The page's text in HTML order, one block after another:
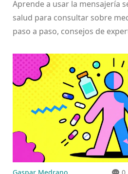
Aprende a usar la mensajería
salud para consultar sobre
paso a paso, consejos de
segura y eficiente.